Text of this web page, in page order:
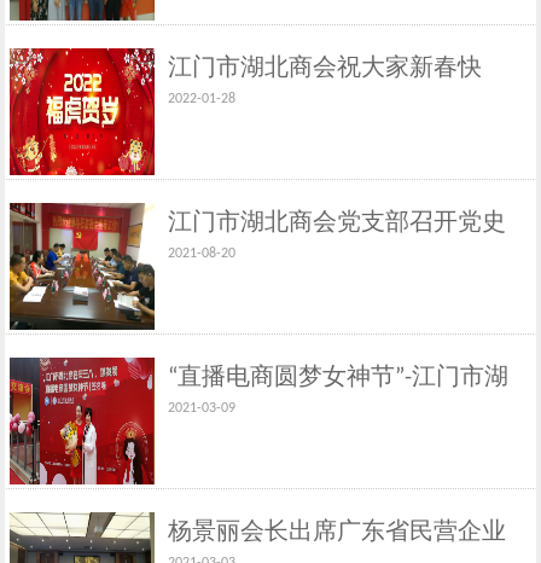
江门市湖北商会祝大家新春快
乐、虎年大吉！
2022-01-28
江门市湖北商会党支部召开党史
学习教育专题组织生活会
2021-08-20
“直播电商圆梦女神节”-江门市湖
北商会庆三八活动
2021-03-09
杨景丽会长出席广东省民营企业